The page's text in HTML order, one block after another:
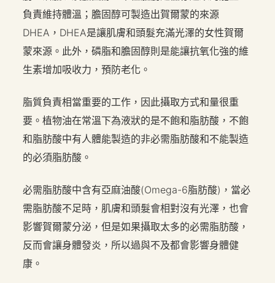
負責維持體溫；膽固醇可製造出賀爾蒙的來源
DHEA，DHEA是讓肌膚和頭髮充滿光澤的女性賀爾
蒙來源。此外，磷脂和膽固醇則是能讓抗氧化強的維
生素增加吸收力，預防老化。
脂質負責相當重要的工作，因此攝取方式和量很重
要。植物油在常溫下為液狀的是不飽和脂肪酸，不飽
和脂肪酸中有人體能製造的非必需脂肪酸和不能製造
的必須脂肪酸。
必需脂肪酸中含有亞麻油酸(Omega-6脂肪酸)，當必
需脂肪酸不足時，肌膚和頭髮會相對沒有光澤，也會
影響賀爾蒙分泌，但是如果攝取太多的必需脂肪酸，
反而會讓身體發炎，所以過與不及都會影響身體健
康。